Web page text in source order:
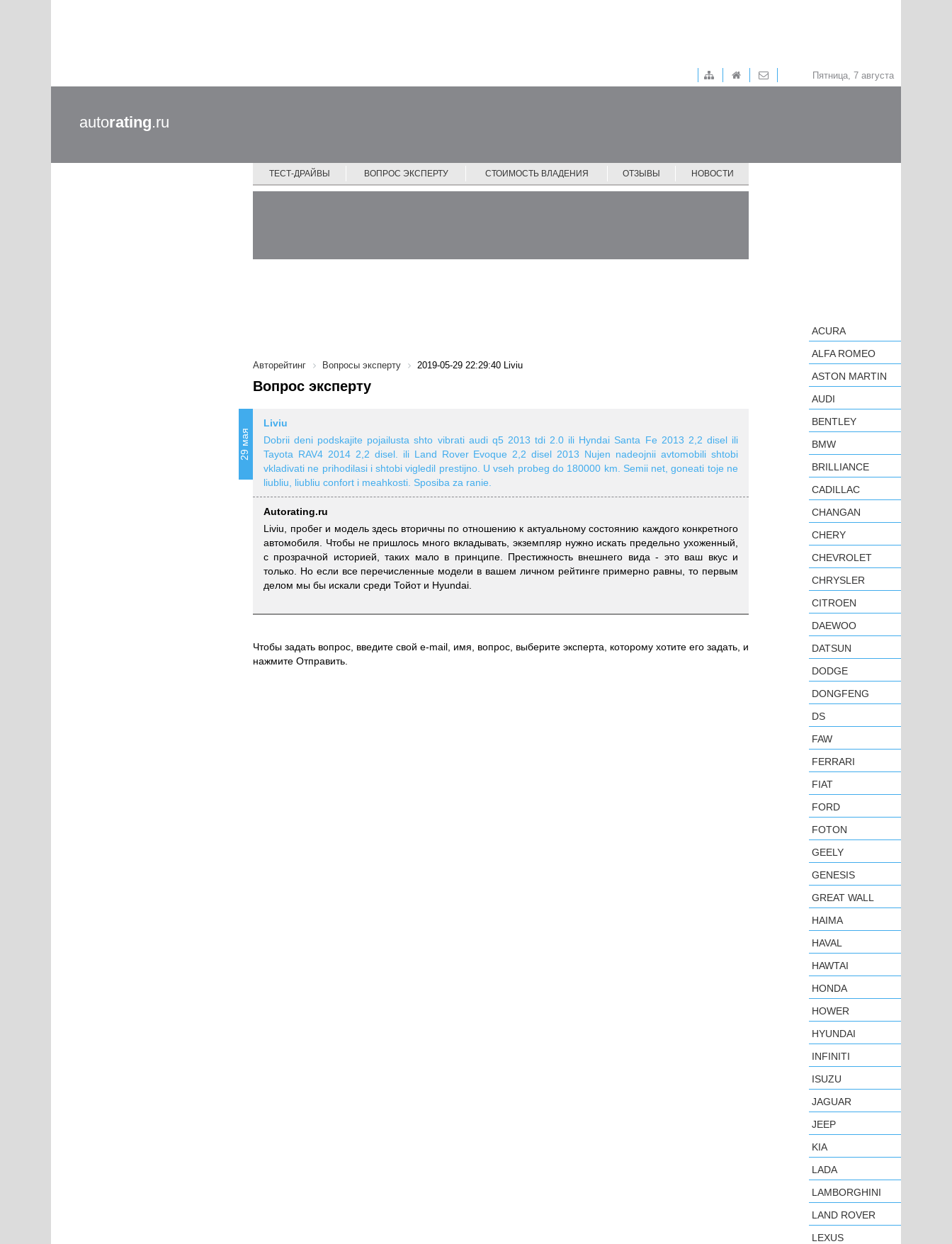
Пятница, 7 августа
autorating.ru
ТЕСТ-ДРАЙВЫ ВОПРОС ЭКСПЕРТУ СТОИМОСТЬ ВЛАДЕНИЯ ОТЗЫВЫ НОВОСТИ
Авторейтинг Вопросы эксперту 2019-05-29 22:29:40 Liviu
Вопрос эксперту
29 мая
Liviu
Dobrii deni podskajite pojailusta shto vibrati audi q5 2013 tdi 2.0 ili Hyndai Santa Fe 2013 2,2 disel ili
Tayota RAV4 2014 2,2 disel. ili Land Rover Evoque 2,2 disel 2013 Nujen nadeojnii avtomobili shtobi
vkladivati ne prihodilasi i shtobi vigledil prestijno. U vseh probeg do 180000 km. Semii net, goneati toje ne
liubliu, liubliu confort i meahkosti. Sposiba za ranie.
Autorating.ru
Liviu, пробег и модель здесь вторичны по отношению к актуальному состоянию каждого конкретного
автомобиля. Чтобы не пришлось много вкладывать, экземпляр нужно искать предельно ухоженный,
с прозрачной историей, таких мало в принципе. Престижность внешнего вида - это ваш вкус и
только. Но если все перечисленные модели в вашем личном рейтинге примерно равны, то первым
делом мы бы искали среди Тойот и Hyundai.
Чтобы задать вопрос, введите свой e-mail, имя, вопрос, выберите эксперта, которому хотите его задать, и
нажмите Отправить.
ACURA
ALFA ROMEO
ASTON MARTIN
AUDI
BENTLEY
BMW
BRILLIANCE
CADILLAC
CHANGAN
CHERY
CHEVROLET
CHRYSLER
CITROEN
DAEWOO
DATSUN
DODGE
DONGFENG
DS
FAW
FERRARI
FIAT
FORD
FOTON
GEELY
GENESIS
GREAT WALL
HAIMA
HAVAL
HAWTAI
HONDA
HOWER
HYUNDAI
INFINITI
ISUZU
JAGUAR
JEEP
KIA
LADA
LAMBORGHINI
LAND ROVER
LEXUS